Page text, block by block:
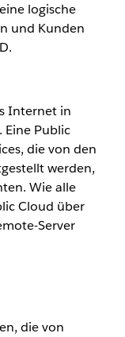
logische
und Kunden
Internet in
Eine Public
die von den
werden,
Wie alle
Cloud über
Server
die von